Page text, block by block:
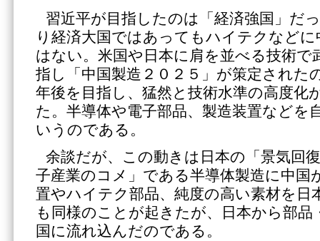
習近平が目指したのは「経済強国」だ
り経済大国ではあってもハイテクなど
はない。米国や日本に肩を並べる技術で
指し「中国製造２０２５」が策定された
年後を目指し、猛然と技術水準の高度化
た。半導体や電子部品、製造装置などを
いうのである。
余談だが、この動きは日本の「景気回
子産業のコメ」である半導体製造に中国
置やハイテク部品、純度の高い素材を日
も同様のことが起きたが、日本から部品
国に流れ込んだのである。